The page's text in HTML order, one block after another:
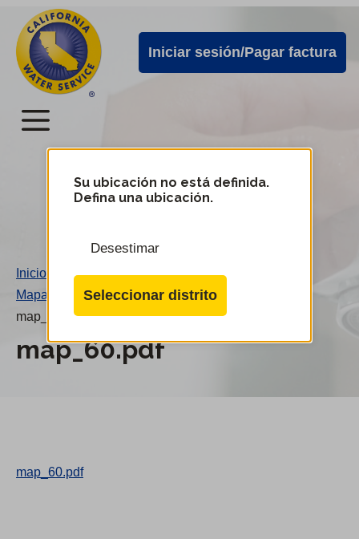
directamente
contenido
principal
Alertas
de
Cal
Water
Iniciar sesión/Pagar factura
Menú
Menú
servicio
de
Cal
Water
Su ubicación no está definida.
Defina una ubicación.
Desestimar
Seleccionar distrito
Inicio
Mapa 60
map_60.pdf
map_60.pdf
map_60.pdf